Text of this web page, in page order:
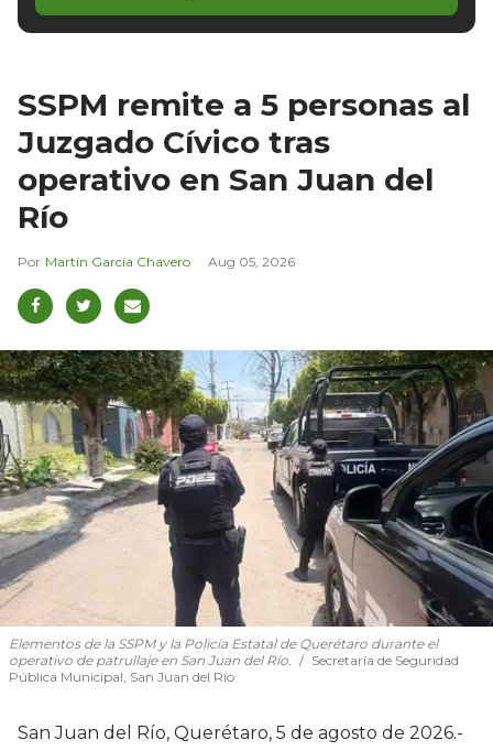
SSPM remite a 5 personas al
Juzgado Cívico tras
operativo en San Juan del
Río
Martín García Chavero Aug 05, 2026
Elementos de la SSPM y la Policía Estatal de Querétaro durante el
operativo de patrullaje en San Juan del Río.
Secretaría de Seguridad
Pública Municipal, San Juan del Río
San Juan del Río, Querétaro, 5 de agosto de 2026.-